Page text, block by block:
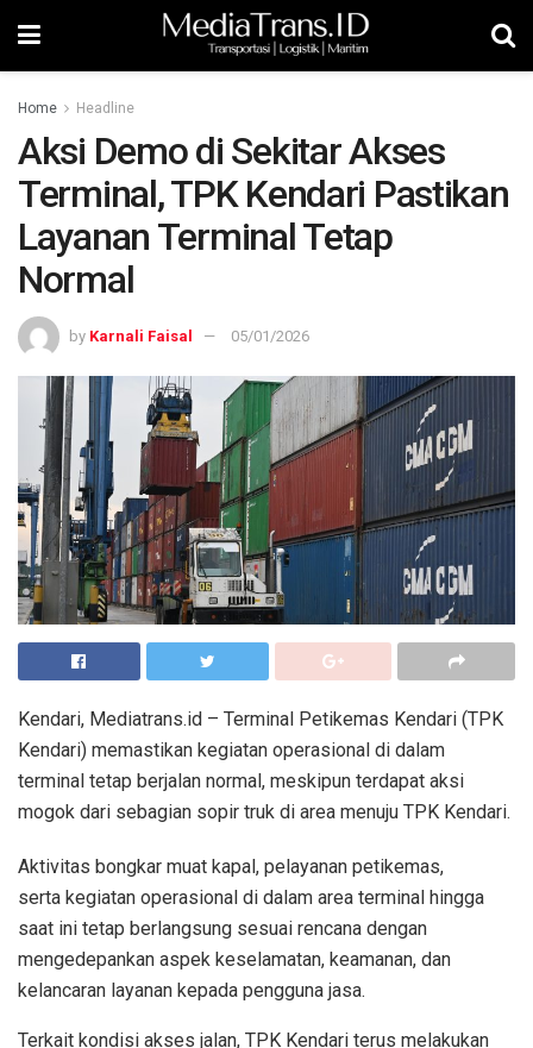
Home Headline
Aksi Demo di Sekitar Akses
Terminal, TPK Kendari Pastikan
Layanan Terminal Tetap
Normal
by Karnali Faisal 05/01/2026
Kendari, Mediatrans.id – Terminal Petikemas Kendari (TPK
Kendari) memastikan kegiatan operasional di dalam
terminal tetap berjalan normal, meskipun terdapat aksi
mogok dari sebagian sopir truk di area menuju TPK Kendari.
Aktivitas bongkar muat kapal, pelayanan petikemas,
serta kegiatan operasional di dalam area terminal hingga
saat ini tetap berlangsung sesuai rencana dengan
mengedepankan aspek keselamatan, keamanan, dan
kelancaran layanan kepada pengguna jasa.
Terkait kondisi akses jalan, TPK Kendari terus melakukan